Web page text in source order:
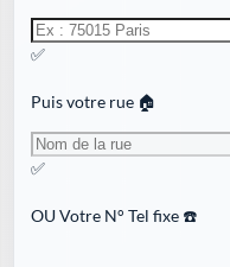
✅
Puis votre rue 🏠
✅
OUVotre N° Tel fixe ☎️